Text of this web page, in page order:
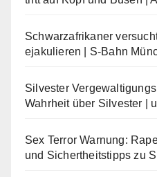
Schwarzafrikaner
ejakulieren | S-Bahn
Silvester
Wahrheit über Silvester |
Sex Terror Warnung:
und Sichertheitstipps zu